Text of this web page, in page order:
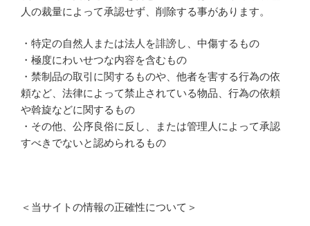
人の裁量によって承認せず、削除する事があります。
・特定の自然人または法人を誹謗し、中傷するもの
・極度にわいせつな内容を含むもの
・禁制品の取引に関するものや、他者を害する行為の依
頼など、法律によって禁止されている物品、行為の依頼
や斡旋などに関するもの
・その他、公序良俗に反し、または管理人によって承認
すべきでないと認められるもの
＜当サイトの情報の正確性について＞